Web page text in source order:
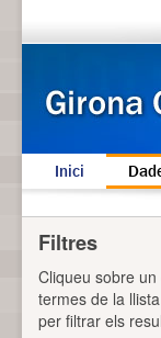
Inici
Filtres
Cliqueu sobre
termes de la
per filtrar els